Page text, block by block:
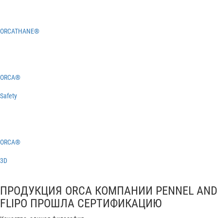
ORCATHANE®
ORCA®
Safety
ORCA®
3D
ПРОДУКЦИЯ ORCA КОМПАНИИ PENNEL AND
FLIPO ПРОШЛА СЕРТИФИКАЦИЮ